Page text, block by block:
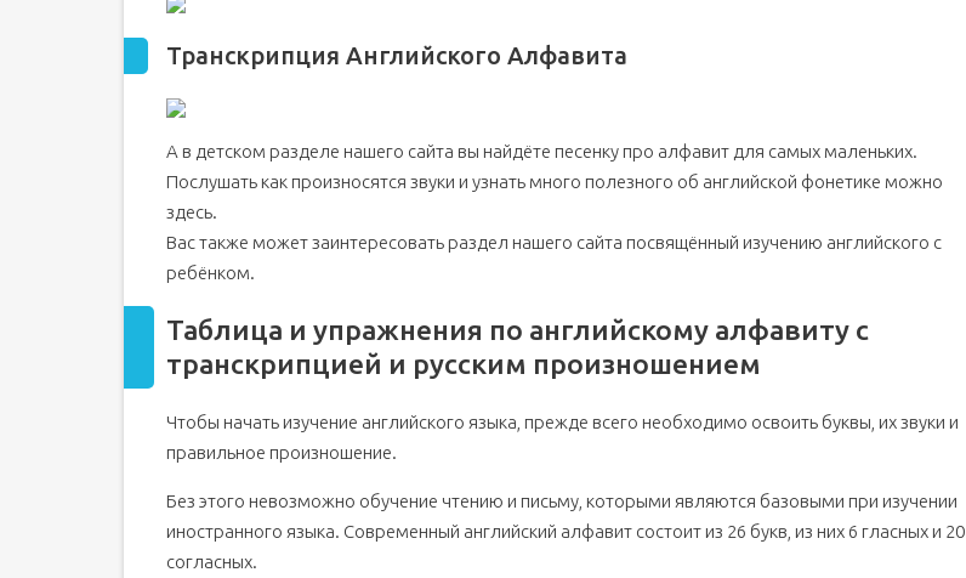
Транскрипция Английского Алфавита
А в детском разделе нашего сайта вы найдёте песенку про алфавит для самых маленьких.
Послушать как произносятся звуки и узнать много полезного об английской фонетике можно
здесь.
Вас также может заинтересовать раздел нашего сайта посвящённый изучению английского с
ребёнком.
Таблица и упражнения по английскому алфавиту с
транскрипцией и русским произношением
Чтобы начать изучение английского языка, прежде всего необходимо освоить буквы, их звуки и
правильное произношение.
Без этого невозможно обучение чтению и письму, которыми являются базовыми при изучении
иностранного языка. Современный английский алфавит состоит из 26 букв, из них 6 гласных и 20
согласных.